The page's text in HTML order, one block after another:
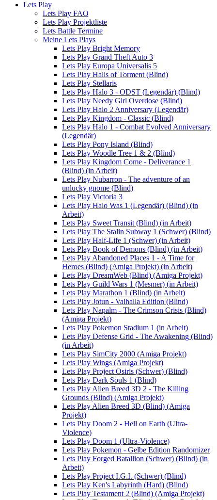
Lets Play
Lets Play FAQ
Lets Play Projektliste
Lets Battle Termine
Meine Lets Plays
Lets Play Bright Memory
Lets Play Grand Theft Auto 3
Lets Play Europa Universalis 5
Lets Play Halls of Torment (Blind)
Lets Play Stellaris
Lets Play Halo 3 - ODST (Legendär) (Blind)
Lets Play Needy Girl Overdose (Blind)
Lets Play Halo 2 Anniversary (Legendär)
Lets Play Kingdom - Classic (Blind)
Lets Play Halo 1 - Combat Evolved Anniversary
(Legendär)
Lets Play Pony Island (Blind)
Lets Play Woodle Tree 1 & 2 (Blind)
Lets Play Kingdom Come - Deliverance 1
(Blind) (in Arbeit)
Lets Play Nubarron - The adventure of an
unlucky gnome (Blind)
Lets Play Victoria 3
Lets Play Halo Was 1 (Legendär) (Blind) (in
Arbeit)
Lets Play Sweet Transit (Blind) (in Arbeit)
Lets Play The Stalin Subway 1 (Schwer) (Blind)
Lets Play Half-Life 1 (Schwer) (in Arbeit)
Lets Play Book of Demons (Blind) (in Arbeit)
Lets Play Abandoned Places 1 - A Time for
Heroes (Blind) (Amiga Projekt) (in Arbeit)
Lets Play DreamWeb (Blind) (Amiga Projekt)
Lets Play Guild Wars 1 (Mesmer) (in Arbeit)
Lets Play Marathon 1 (Blind) (in Arbeit)
Lets Play Jotun - Valhalla Edition (Blind)
Lets Play Napalm - The Crimson Crisis (Blind)
(Amiga Projekt)
Lets Play Pokemon Stadium 1 (in Arbeit)
Lets Play Defense Grid - The Awakening (Blind)
(in Arbeit)
Lets Play SimCity 2000 (Amiga Projekt)
Lets Play Wings (Amiga Projekt)
Lets Play Project Osiris (Schwer) (Blind)
Lets Play Dark Souls 1 (Blind)
Lets Play Alien Breed 3D 2 - The Killing
Grounds (Blind) (Amiga Projekt)
Lets Play Alien Breed 3D (Blind) (Amiga
Projekt)
Lets Play Doom 2 - Hell on Earth (Ultra-
Violence)
Lets Play Doom 1 (Ultra-Violence)
Lets Play Pokemon - Gelbe Edition Randomizer
Lets Play Forged Batallion (Schwer) (Blind) (in
Arbeit)
Lets Play Project I.G.I. (Schwer) (Blind)
Lets Play Ken's Labyrinth (Hard) (Blind)
Lets Play Testament 2 (Blind) (Amiga Projekt)